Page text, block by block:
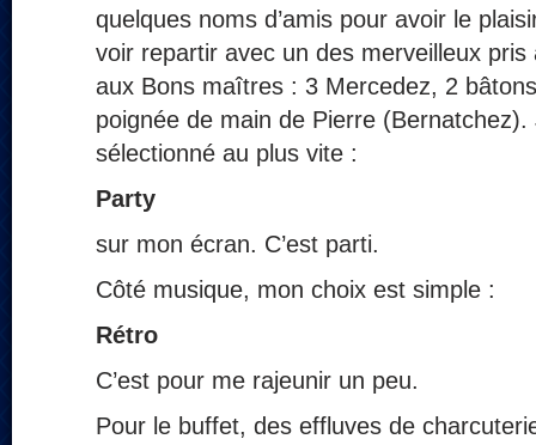
quelques noms d’amis pour avoir le
voir repartir avec un des merveilleux
aux Bons maîtres : 3 Mercedez, 2
poignée de main de Pierre (Bernatchez).
sélectionné au plus vite :
Party
sur mon écran. C’est parti.
Côté musique, mon choix est simple :
Rétro
C’est pour me rajeunir un peu.
Pour le buffet, des effluves de